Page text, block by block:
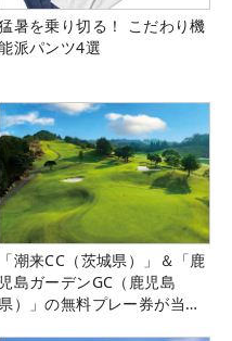
暑を乗り切る！ こだわり機
派パンツ4選
「潮来CC（茨城県）」＆「鹿
児島ガーデンGC（鹿児島
県）」の無料プレー券が当た